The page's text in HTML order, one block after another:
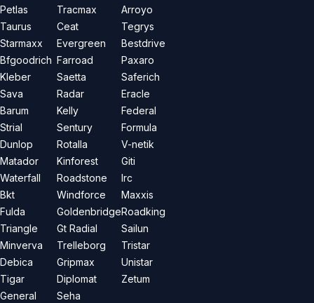
Petlas
Taurus
Starmaxx
Bfgoodrich
Kleber
Sava
Barum
Strial
Dunlop
Matador
Waterfall
Bkt
Fulda
Triangle
Minverva
Debica
Tigar
General
Tracmax
Ceat
Evergreen
Farroad
Saetta
Radar
Kelly
Sentury
Rotalla
Kinforest
Roadstone
Windforce
Goldenbridge
Gt Radial
Trelleborg
Gripmax
Diplomat
Seha
Arroyo
Tegrys
Bestdrive
Paxaro
Saferich
Eracle
Federal
Formula
V-netik
Giti
Irc
Maxxis
Roadking
Sailun
Tristar
Unistar
Zetum